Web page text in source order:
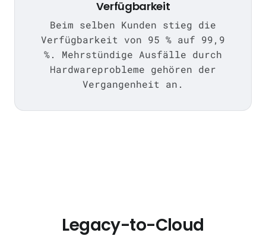
Verfügbarkeit
Beim selben Kunden stieg die
Verfügbarkeit von 95 % auf 99,9
%. Mehrstündige Ausfälle durch
Hardwareprobleme gehören der
Vergangenheit an.
Legacy-to-Cloud